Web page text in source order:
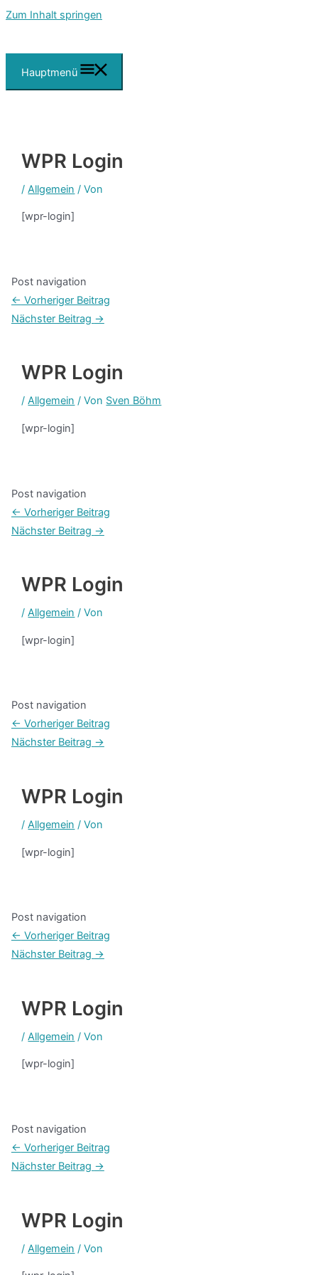
Zum Inhalt springen
Hauptmenü
WPR Login
/Allgemein / Von
[wpr-login]
Post navigation
← Vorheriger Beitrag
Nächster Beitrag →
WPR Login
/Allgemein / Von Sven Böhm
[wpr-login]
Post navigation
← Vorheriger Beitrag
Nächster Beitrag →
WPR Login
/Allgemein / Von
[wpr-login]
Post navigation
← Vorheriger Beitrag
Nächster Beitrag →
WPR Login
/Allgemein / Von
[wpr-login]
Post navigation
← Vorheriger Beitrag
Nächster Beitrag →
WPR Login
/Allgemein / Von
[wpr-login]
Post navigation
← Vorheriger Beitrag
Nächster Beitrag →
WPR Login
/ Allgemein / Von